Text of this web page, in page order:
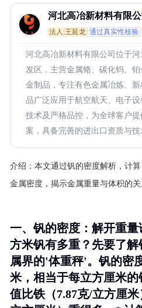
河北高冶新材料有限公
法人:王延龙 通过真实性核验
河北高冶新材料有限公司位于
发区，主营金属铬、碳化钨、
金制品，专注有色金属冶炼、
品广泛应用于航空航天、电子
技术及严格品控，为全球客户
案，具备完善的进出口资质与技
介绍： 本文通过钒的密度解析，计
金属密度，揭示金属重量与体积的
一、钒的密度：解开重
方米钒有多重？先要了
属界的'体重秤'。钒的密
米，相当于每立方厘米的
值比铁（7.87克/立方厘